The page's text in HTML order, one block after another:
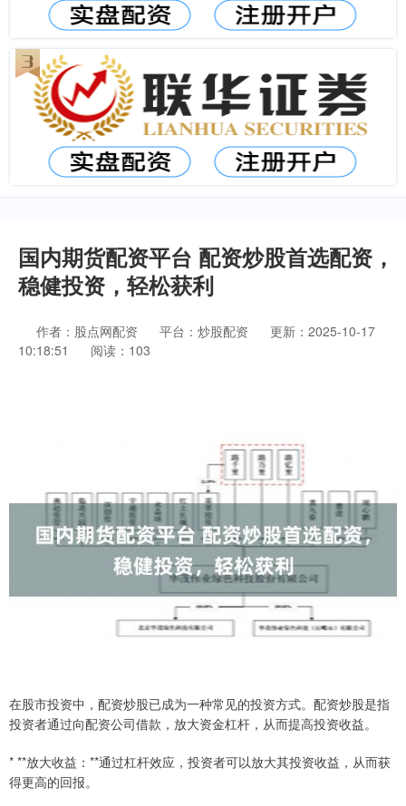
国内期货配资平台 配资炒股首选配资，
稳健投资，轻松获利
作者：股点网配资 平台：炒股配资
更新：2025-10-17
10:18:51
阅读：103
在股市投资中，配资炒股已成为一种常见的投资方式。配资炒股是指
投资者通过向配资公司借款，放大资金杠杆，从而提高投资收益。
* **放大收益：**通过杠杆效应，投资者可以放大其投资收益，从而获
得更高的回报。